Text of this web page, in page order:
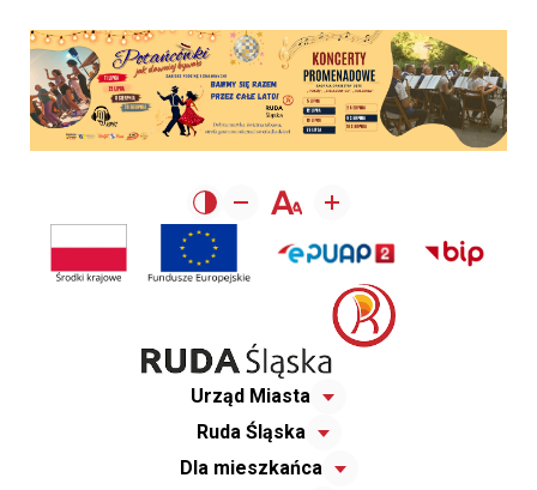
Urząd Miasta
Ruda Śląska
Dla mieszkańca